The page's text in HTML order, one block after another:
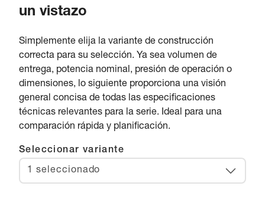
un vistazo
Simplemente elija la variante de construcción
correcta para su selección. Ya sea volumen de
entrega, potencia nominal, presión de operación o
dimensiones, lo siguiente proporciona una visión
general concisa de todas las especificaciones
técnicas relevantes para la serie. Ideal para una
comparación rápida y planificación.
Seleccionar variante
1 seleccionado